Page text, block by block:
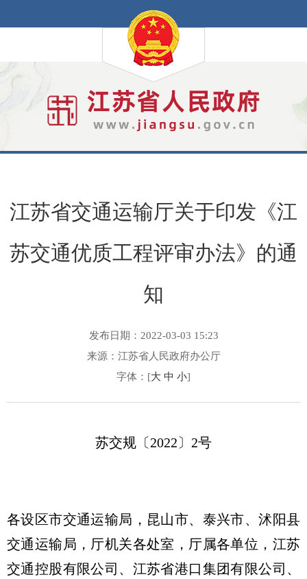
江苏省交通运输厅关于印发《江
苏交通优质工程评审办法》的通
知
发布日期：2022-03-03 15:23
来源：江苏省人民政府办公厅
字体：[大 中 小]
苏交规〔2022〕2号
各设区市交通运输局，昆山市、泰兴市、沭阳县
交通运输局，厅机关各处室，厅属各单位，江苏
交通控股有限公司、江苏省港口集团有限公司、